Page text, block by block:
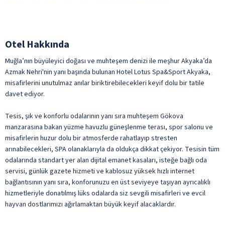
Otel Hakkında
Muğla’nın büyüleyici doğası ve muhteşem denizi ile meşhur Akyaka’da
Azmak Nehri'nin yanı başında bulunan Hotel Lotus Spa&Sport Akyaka,
misafirlerini unutulmaz anılar biriktirebilecekleri keyif dolu bir tatile
davet ediyor.
Tesis, şık ve konforlu odalarının yanı sıra muhteşem Gökova
manzarasına bakan yüzme havuzlu güneşlenme terası, spor salonu ve
misafirlerin huzur dolu bir atmosferde rahatlayıp stresten
arınabilecekleri, SPA olanaklarıyla da oldukça dikkat çekiyor. Tesisin tüm
odalarında standart yer alan dijital emanet kasaları, isteğe bağlı oda
servisi, günlük gazete hizmeti ve kablosuz yüksek hızlı internet
bağlantısının yanı sıra, konforunuzu en üst seviyeye taşıyan ayrıcalıklı
hizmetleriyle donatılmış lüks odalarda siz sevgili misafirleri ve evcil
hayvan dostlarımızı ağırlamaktan büyük keyif alacaklardır.